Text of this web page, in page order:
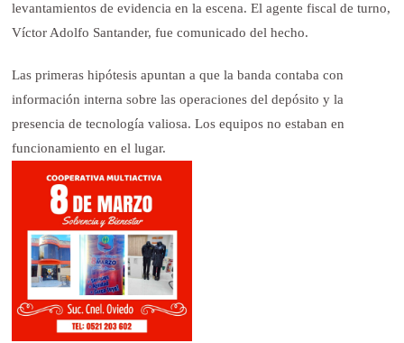
levantamientos de evidencia en la escena. El agente fiscal de turno,
Víctor Adolfo Santander, fue comunicado del hecho.
Las primeras hipótesis apuntan a que la banda contaba con
información interna sobre las operaciones del depósito y la
presencia de tecnología valiosa. Los equipos no estaban en
funcionamiento en el lugar.